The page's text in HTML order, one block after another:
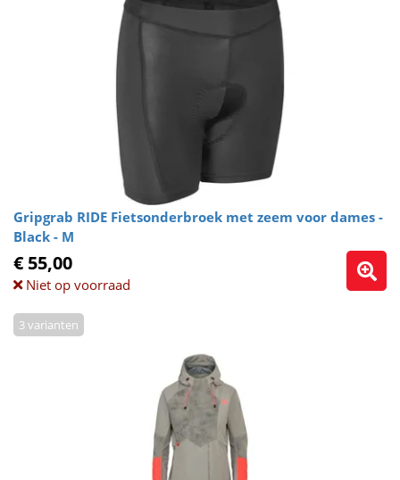
Gripgrab RIDE Fietsonderbroek met zeem voor dames -
Black - M
€ 55,00
Niet op voorraad
3 varianten